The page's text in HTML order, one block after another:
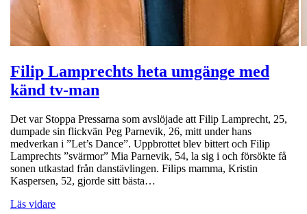
Filip Lamprechts heta umgänge med
känd tv-man
Det var Stoppa Pressarna som avslöjade att Filip Lamprecht, 25,
dumpade sin flickvän Peg Parnevik, 26, mitt under hans
medverkan i ”Let’s Dance”. Uppbrottet blev bittert och Filip
Lamprechts ”svärmor” Mia Parnevik, 54, la sig i och försökte få
sonen utkastad från danstävlingen. Filips mamma, Kristin
Kaspersen, 52, gjorde sitt bästa…
Läs vidare